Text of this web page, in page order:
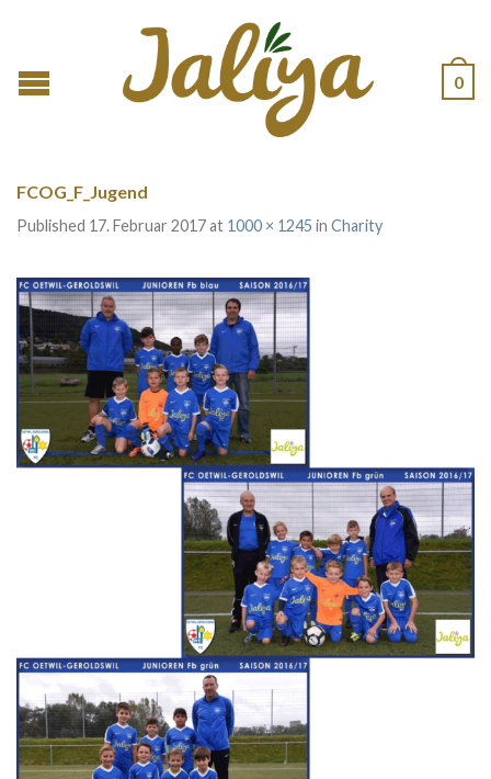
0
FCOG_F_Jugend
Published 17. Februar 2017at 1000 × 1245 in Charity